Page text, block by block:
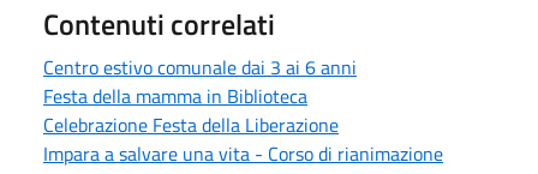
Contenuti correlati
Centro estivo comunale dai 3 ai 6 anni
Festa della mamma in Biblioteca
Celebrazione Festa della Liberazione
Impara a salvare una vita - Corso di rianimazione